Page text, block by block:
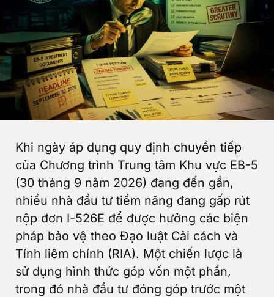
Khi ngày áp dụng quy định chuyển tiếp
của Chương trình Trung tâm Khu vực EB-5
(30 tháng 9 năm 2026) đang đến gần,
nhiều nhà đầu tư tiềm năng đang gấp rút
nộp đơn I-526E để được hưởng các biện
pháp bảo vệ theo Đạo luật Cải cách và
Tính liêm chính (RIA). Một chiến lược là
sử dụng hình thức góp vốn một phần,
trong đó nhà đầu tư đóng góp trước một